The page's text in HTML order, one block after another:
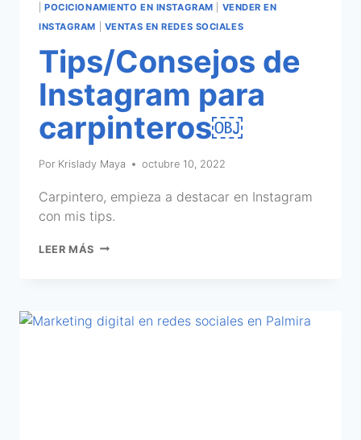
|POCICIONAMIENTO EN INSTAGRAM
VENDER EN
INSTAGRAM
VENTAS EN REDES SOCIALES
Tips/Consejos de
Instagram para
carpinteros￼
Por Krislady Maya octubre 10, 2022
Carpintero, empieza a destacar en Instagram
con mis tips.
LEER MÁS